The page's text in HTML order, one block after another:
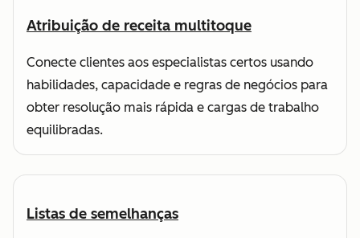
Atribuição de receita multitoque
Conecte clientes aos especialistas certos usando
habilidades, capacidade e regras de negócios para
obter resolução mais rápida e cargas de trabalho
equilibradas.
Listas de semelhanças